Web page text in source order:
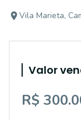
Vila Marieta,
Valor
R$